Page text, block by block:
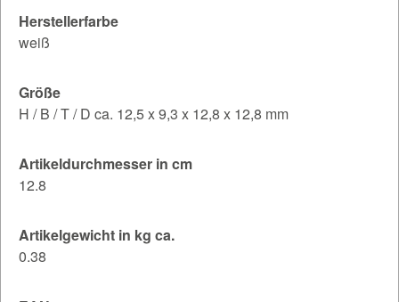
Herstellerfarbe
weiß
Größe
H / B / T / D ca. 12,5 x 9,3 x 12,8 x 12,8 mm
Artikeldurchmesser in cm
12.8
Artikelgewicht in kg ca.
0.38